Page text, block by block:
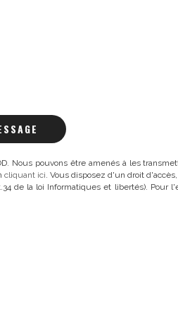
Nous pouvons être amenés à les
cliquant ici. Vous disposez d'un droit
de la loi Informatiques et libertés). Pour